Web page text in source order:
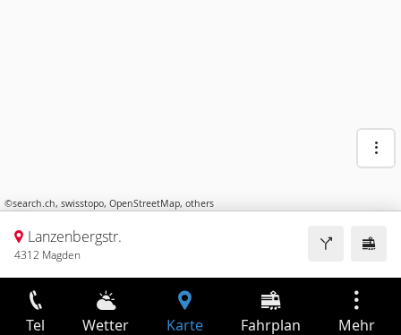
©search.ch, swisstopo, OpenStreetMap, others
Lanzenbergstr.
4312 Magden
Tel Wetter Karte Fahrplan Mehr